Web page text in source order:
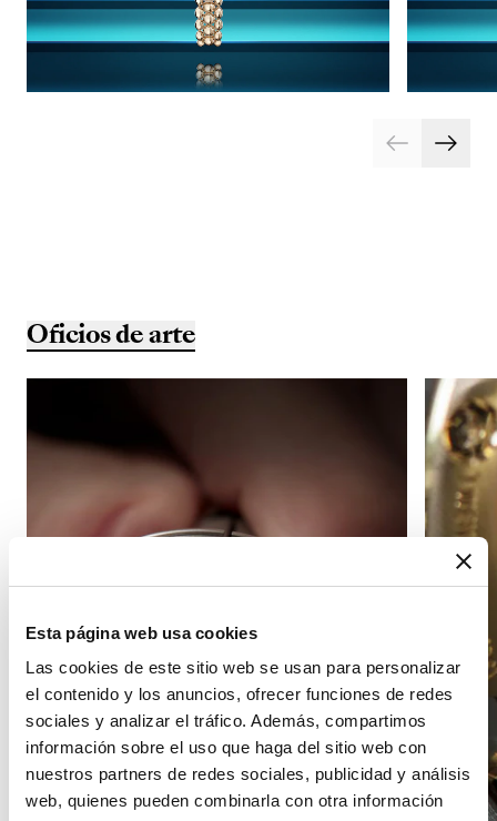
Esta página web usa cookies
Las cookies de este sitio web se usan para personalizar
el contenido y los anuncios, ofrecer funciones de redes
sociales y analizar el tráfico. Además, compartimos
información sobre el uso que haga del sitio web con
nuestros partners de redes sociales, publicidad y análisis
web, quienes pueden combinarla con otra información
Oficios de arte